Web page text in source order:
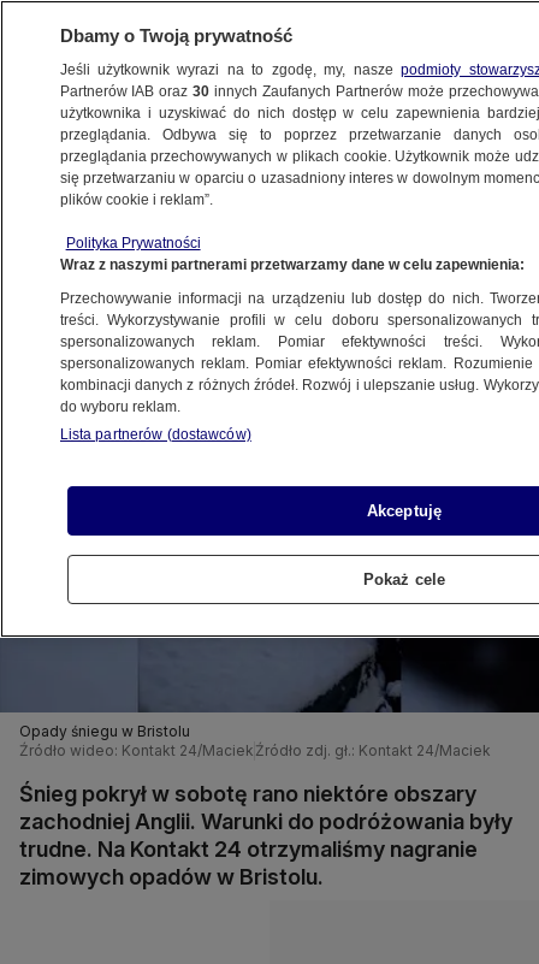
METEO
KONTAKT24
w Bristolu"
2.03.2024, 13:32
Udostępnij
Opady śniegu w Bristolu
Źródło wideo: Kontakt 24/Maciek Źródło zdj. gł.: Kontakt 24/Maciek
Śnieg pokrył w sobotę rano niektóre obszary
zachodniej Anglii. Warunki do podróżowania były
trudne. Na Kontakt 24 otrzymaliśmy nagranie
zimowych opadów w Bristolu.
Dbamy o Twoją prywatność
Jeśli użytkownik wyrazi na to zgodę, my, naszepodmioty
Partnerów IAB oraz30 innych Zaufanych Partnerów może
użytkownika i uzyskiwać do nich dostęp w celu zapewnienia
przeglądania. Odbywa się to poprzez przetwarzanie danych
przeglądania przechowywanych w plikach cookie. Użytkownik może
się przetwarzaniu w oparciu o uzasadniony interes w dowolnym
plików cookie i reklam”.
Polityka Prywatności
Wraz z naszymi partnerami przetwarzamy dane w celu zapewnienia:
Przechowywanie informacji na urządzeniu lub dostęp do nich.
treści. Wykorzystywanie profili w celu doboru spersonalizowanych
spersonalizowanych reklam. Pomiar efektywności treści.
spersonalizowanych reklam. Pomiar efektywności reklam.
kombinacji danych z różnych źródeł. Rozwój i ulepszanie usług.
do wyboru reklam.
Lista partnerów (dostawców)
Akceptuję
Pokaż cele